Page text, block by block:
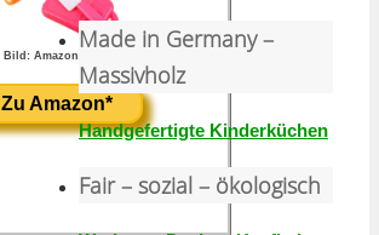
Bild: Amazon-Link*
Zu Amazon*
Made in Germany –
Massivholz
Handgefertigte Kinderküchen
Fair – sozial – ökologisch